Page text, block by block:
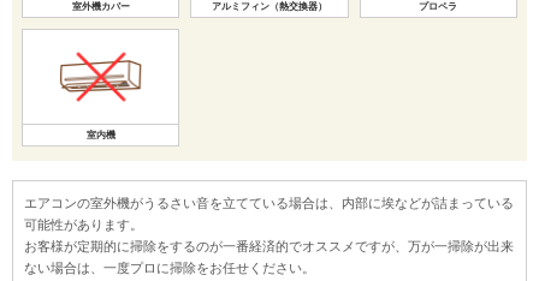
室外機カバー アルミフィン（熱交換器） プロペラ
室内機
エアコンの室外機がうるさい音を立てている場合は、内部に埃などが詰まっている
可能性があります。
お客様が定期的に掃除をするのが一番経済的でオススメですが、万が一掃除が出来
ない場合は、一度プロに掃除をお任せください。